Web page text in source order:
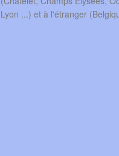
Lyon ...) et à l'étranger